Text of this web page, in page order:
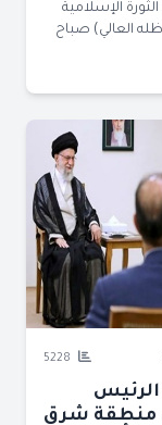
الإسلامية
العالي) صباح
الرئيس
منطقة شرق